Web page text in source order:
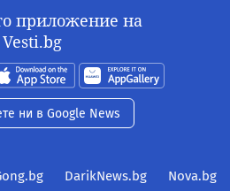
приложение на
Vesti.bg
ни в Google News
DarikNews.bg Nova.bg